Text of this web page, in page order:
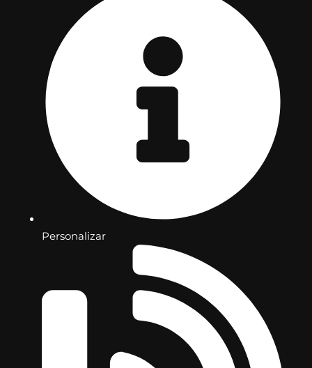
Personalizar